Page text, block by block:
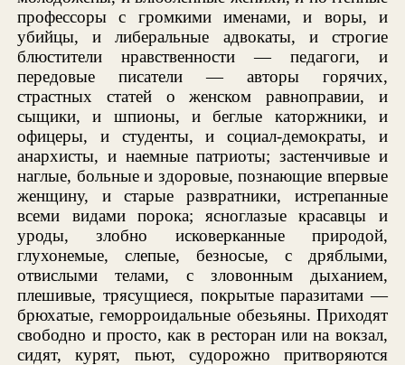
профессоры с громкими именами, и воры, и
убийцы, и либеральные адвокаты, и строгие
блюстители нравственности — педагоги, и
передовые писатели — авторы горячих,
страстных статей о женском равноправии, и
сыщики, и шпионы, и беглые каторжники, и
офицеры, и студенты, и социал-демократы, и
анархисты, и наемные патриоты; застенчивые и
наглые, больные и здоровые, познающие впервые
женщину, и старые развратники, истрепанные
всеми видами порока; ясноглазые красавцы и
уроды, злобно исковерканные природой,
глухонемые, слепые, безносые, с дряблыми,
отвислыми телами, с зловонным дыханием,
плешивые, трясущиеся, покрытые паразитами —
брюхатые, геморроидальные обезьяны. Приходят
свободно и просто, как в ресторан или на вокзал,
сидят, курят, пьют, судорожно притворяются